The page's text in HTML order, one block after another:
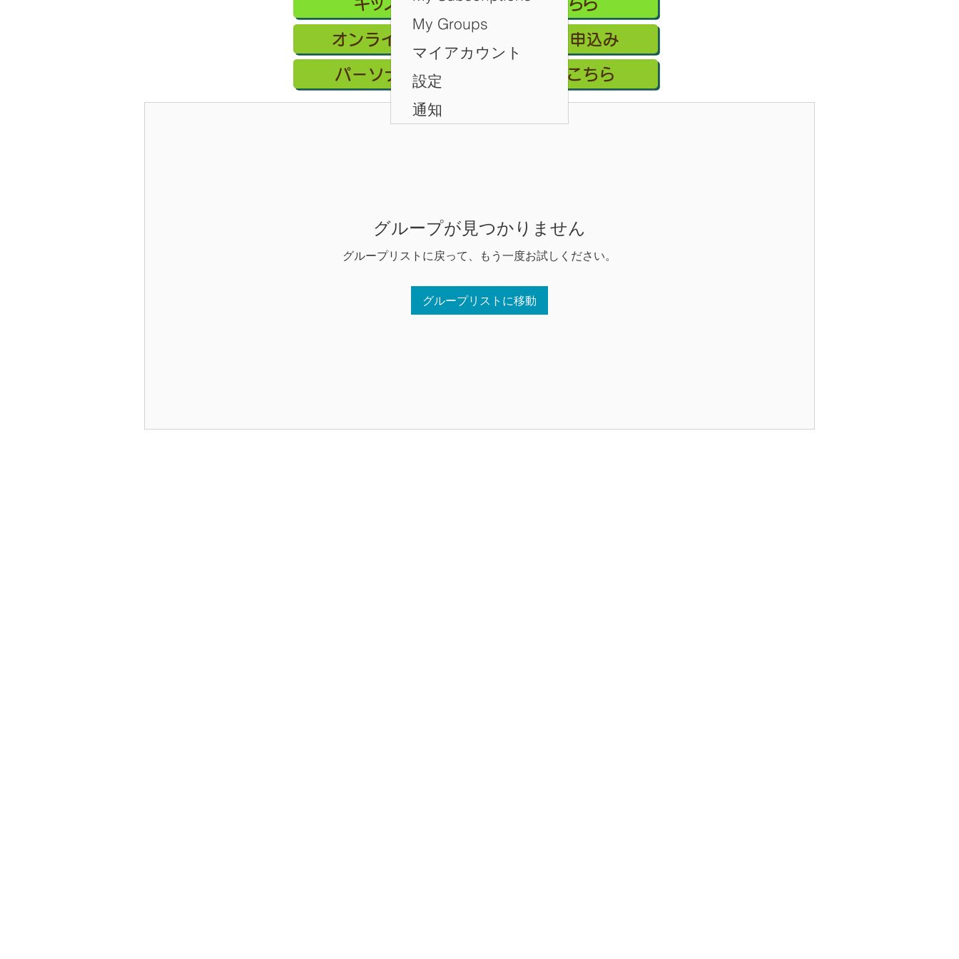
オンライン会員フリープラン/お申込み
パーソナルレッスン ご予約はこちら
グループが見つかりません
グループリストに戻って、もう一度お試しください。
グループリストに移動
My Groups
マイアカウント
設定
通知